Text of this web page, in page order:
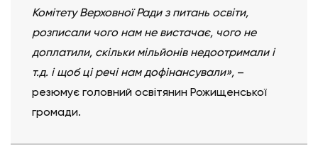
Комітету Верховної Ради з питань освіти,
розписали чого нам не вистачає, чого не
доплатили, скільки мільйонів недоотримали і
т.д. і щоб ці речі нам дофінансували», –
резюмує головний освітянин Рожищенської
громади.